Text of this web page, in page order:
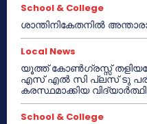
School & College
ശാന്തിനികേതനിൽ
Local News
യൂത്ത് കോൺഗ്രസ്സ്
എസ് എൽ സി പ്ലസ് ടു
കരസ്ഥമാക്കിയ
School & College